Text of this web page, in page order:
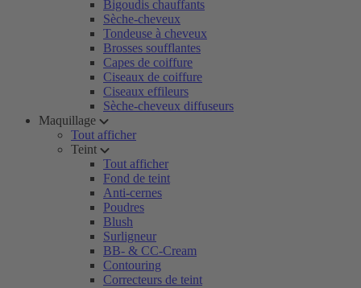
Bigoudis chauffants
Sèche-cheveux
Tondeuse à cheveux
Brosses soufflantes
Capes de coiffure
Ciseaux de coiffure
Ciseaux effileurs
Sèche-cheveux diffuseurs
Maquillage
Tout afficher
Teint
Tout afficher
Fond de teint
Anti-cernes
Poudres
Blush
Surligneur
BB- & CC-Cream
Contouring
Correcteurs de teint